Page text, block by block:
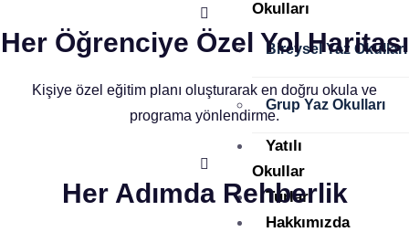
Okulları
Bireysel Yaz Okulları
Grup Yaz Okulları
Yatılı
Okullar
Turlar
Hakkımızda
Her Öğrenciye Özel Yol Haritası
Kişiye özel eğitim planı oluşturarak en doğru okula ve
programa yönlendirme.
Her Adımda Rehberlik